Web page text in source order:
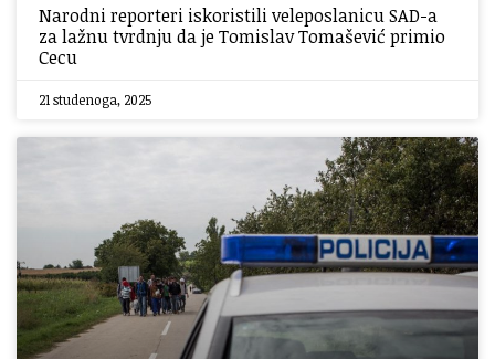
Narodni reporteri iskoristili veleposlanicu SAD-a
za lažnu tvrdnju da je Tomislav Tomašević primio
Cecu
21 studenoga, 2025